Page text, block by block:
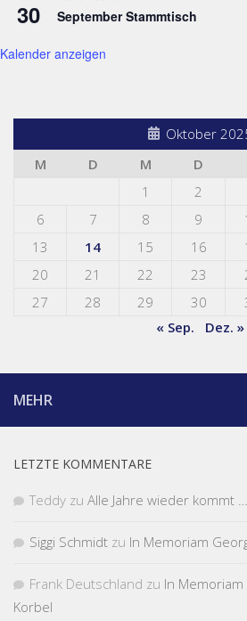
30 September Stammtisch
Kalender anzeigen
Oktober
M
D M D
1
2
6
7 8 9
13
14 15 16
20
21 22 23
27
28 29 30
« Sep.
Dez. »
MEHR
LETZTE KOMMENTARE
Teddy zu Alle Jahre wieder kommt
Siggi Schmidt zu In Memoriam
Frank Deutschland zu In Memoriam
Korbel